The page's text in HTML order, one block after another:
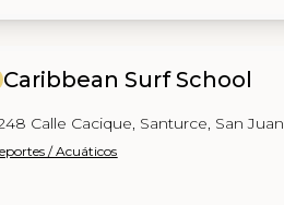
Caribbean Surf School
Calle Cacique, Santurce, San Juan
/ Acuáticos